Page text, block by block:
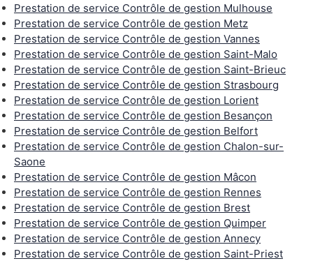
Prestation de service Contrôle de gestion Mulhouse
Prestation de service Contrôle de gestion Metz
Prestation de service Contrôle de gestion Vannes
Prestation de service Contrôle de gestion Saint-Malo
Prestation de service Contrôle de gestion Saint-Brieuc
Prestation de service Contrôle de gestion Strasbourg
Prestation de service Contrôle de gestion Lorient
Prestation de service Contrôle de gestion Besançon
Prestation de service Contrôle de gestion Belfort
Prestation de service Contrôle de gestion Chalon-sur-
Saone
Prestation de service Contrôle de gestion Mâcon
Prestation de service Contrôle de gestion Rennes
Prestation de service Contrôle de gestion Brest
Prestation de service Contrôle de gestion Quimper
Prestation de service Contrôle de gestion Annecy
Prestation de service Contrôle de gestion Saint-Priest